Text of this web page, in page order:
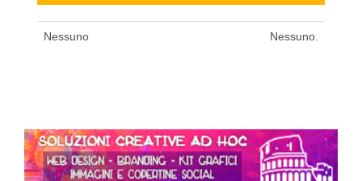
Nessuno Nessuno.